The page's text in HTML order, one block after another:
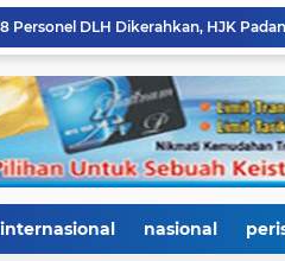
internasional nasional